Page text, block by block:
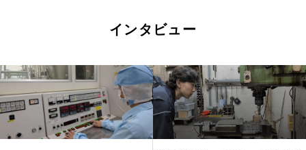
インタビュー